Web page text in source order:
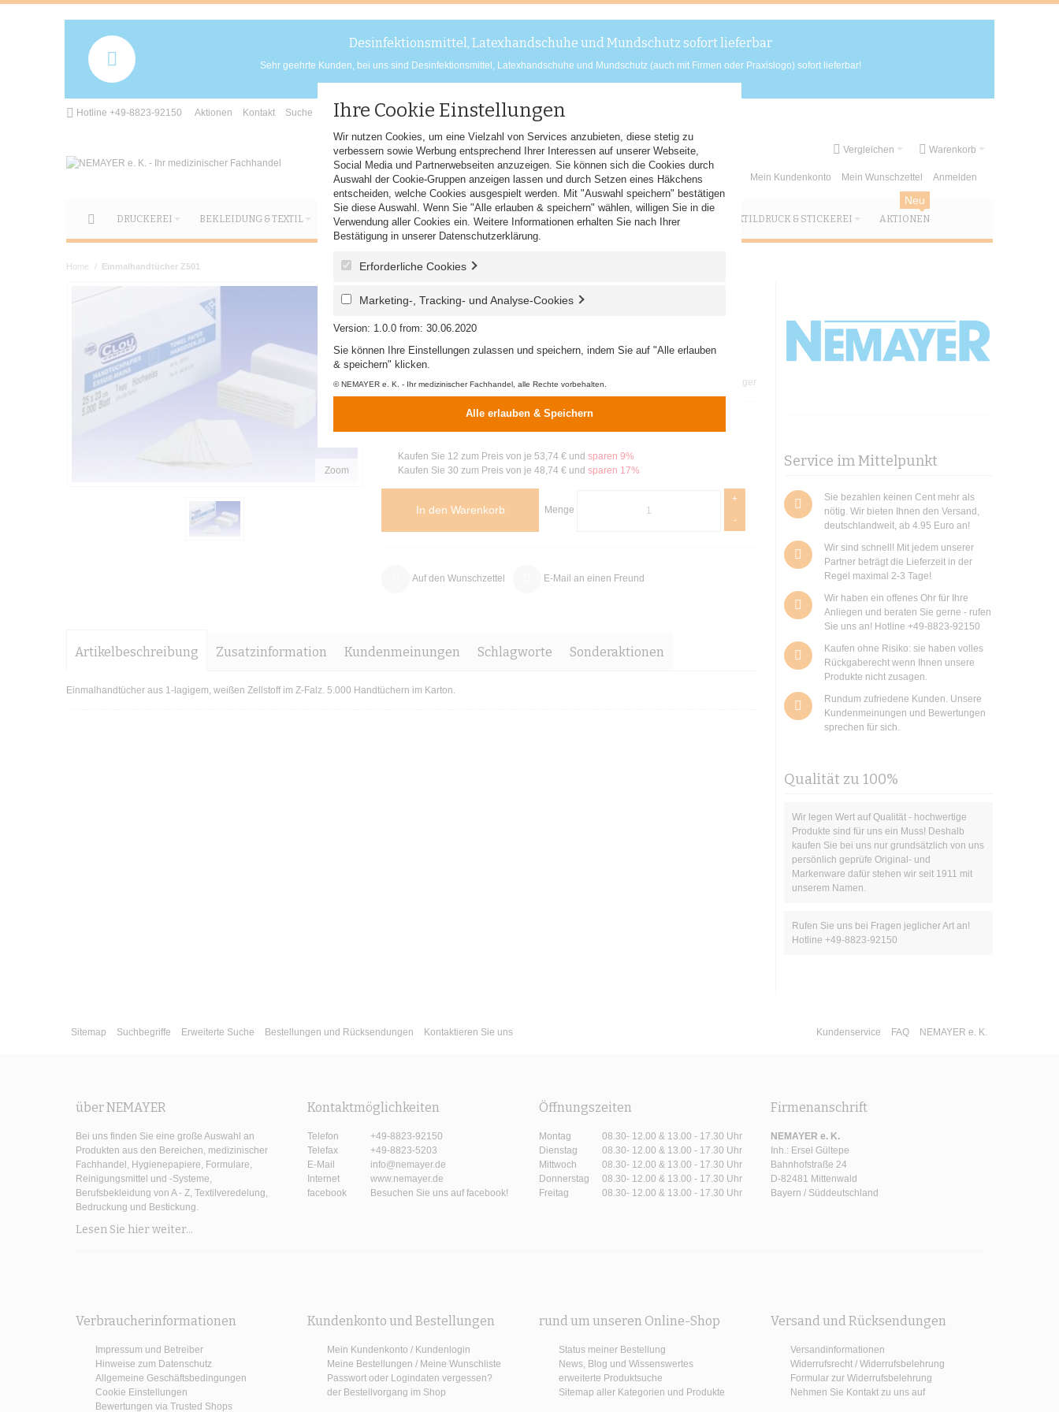
Desinfektionsmittel, Latexhandschuhe und Mundschutz sofort lieferbar
Sehr geehrte Kunden, bei uns sind Desinfektionsmittel, Latexhandschuhe und Mundschutz (auch mit Firmen oder Praxislogo) sofort lieferbar!
Hotline +49-8823-92150 Aktionen Kontakt Suche Herzlich Willkommen!
Warenkorb
Vergleichen
Mein Kundenkonto Mein Wunschzettel Anmelden
DRUCKEREI BEKLEIDUNG & TEXTIL HYGIENEPAPIER SAUBERKEIT SCHUHE HÜLLEN & UMSCHLÄGE TEXTILDRUCK & STICKEREI AKTIONEN
Neu
Home / Einmalhandtücher Z501
Zoom
Einmalhandtücher Z501
Schreiben Sie die erste Kundenmeinung
Einmalhandtücher, 1-lagig - weiß - Z-Falz, 25 x 23 cm, 5.000 Handtüchern im Karton
Lieferzeit: 2-3 Tage Auf Lager
Kaufen Sie 12 zum Preis von je 53,74 € und sparen 9%
Kaufen Sie 30 zum Preis von je 48,74 € und sparen 17%
Menge
+
-
In den Warenkorb
Auf den Wunschzettel E-Mail an einen Freund
Service im Mittelpunkt
Sie bezahlen keinen Cent mehr als
nötig. Wir bieten Ihnen den Versand,
deutschlandweit, ab 4.95 Euro an!
Wir sind schnell! Mit jedem unserer
Partner beträgt die Lieferzeit in der
Regel maximal 2-3 Tage!
Wir haben ein offenes Ohr für Ihre
Anliegen und beraten Sie gerne - rufen
Sie uns an! Hotline +49-8823-92150
Kaufen ohne Risiko: sie haben volles
Rückgaberecht wenn Ihnen unsere
Produkte nicht zusagen.
Rundum zufriedene Kunden. Unsere
Kundenmeinungen und Bewertungen
sprechen für sich.
Qualität zu 100%
Wir legen Wert auf Qualität - hochwertige
Produkte sind für uns ein Muss! Deshalb
kaufen Sie bei uns nur grundsätzlich von uns
persönlich geprüfe Original- und
Markenware dafür stehen wir seit 1911 mit
unserem Namen.
Rufen Sie uns bei Fragen jeglicher Art an!
Hotline +49-8823-92150
Artikelbeschreibung Zusatzinformation Kundenmeinungen Schlagworte Sonderaktionen
Einmalhandtücher aus 1-lagigem, weißen Zellstoff im Z-Falz. 5.000 Handtüchern im Karton.
Sitemap Suchbegriffe Erweiterte Suche Bestellungen und Rücksendungen Kontaktieren Sie uns Kundenservice FAQ NEMAYER e. K.
über NEMAYER
Bei uns finden Sie eine große Auswahl an
Produkten aus den Bereichen, medizinischer
Fachhandel, Hygienepapiere, Formulare,
Reinigungsmittel und -Systeme,
Berufsbekleidung von A - Z, Textilveredelung,
Bedruckung und Bestickung.
Lesen Sie hier weiter...
Kontaktmöglichkeiten
Telefon
+49-8823-92150
Telefax
+49-8823-5203
E-Mail
info@nemayer.de
Internet
www.nemayer.de
facebook
Besuchen Sie uns auf facebook!
Öffnungszeiten
Montag
08.30- 12.00 & 13.00 - 17.30 Uhr
Dienstag
08.30- 12.00 & 13.00 - 17.30 Uhr
Mittwoch
08.30- 12.00 & 13.00 - 17.30 Uhr
Donnerstag
08.30- 12.00 & 13.00 - 17.30 Uhr
Freitag
08.30- 12.00 & 13.00 - 17.30 Uhr
Firmenanschrift
NEMAYER e. K.
Inh.: Ersel Gültepe
Bahnhofstraße 24
D-82481 Mittenwald
Bayern / Süddeutschland
Verbraucherinformationen
Impressum und Betreiber
Hinweise zum Datenschutz
Allgemeine Geschäftsbedingungen
Cookie Einstellungen
Bewertungen via Trusted Shops
Kundenkonto und Bestellungen
Mein Kundenkonto / Kundenlogin
Meine Bestellungen / Meine Wunschliste
Passwort oder Logindaten vergessen?
der Bestellvorgang im Shop
rund um unseren Online-Shop
Status meiner Bestellung
News, Blog und Wissenswertes
erweiterte Produktsuche
Sitemap aller Kategorien und Produkte
Versand und Rücksendungen
Versandinformationen
Widerrufsrecht / Widerrufsbelehrung
Formular zur Widerrufsbelehrung
Nehmen Sie Kontakt zu uns auf
Ihre Cookie Einstellungen
Wir nutzen Cookies, um eine Vielzahl von Services anzubieten, diese stetig zu
verbessern sowie Werbung entsprechend Ihrer Interessen auf unserer Webseite,
Social Media und Partnerwebseiten anzuzeigen. Sie können sich die Cookies durch
Auswahl der Cookie-Gruppen anzeigen lassen und durch Setzen eines Häkchens
entscheiden, welche Cookies ausgespielt werden. Mit "Auswahl speichern" bestätigen
Sie diese Auswahl. Wenn Sie "Alle erlauben & speichern" wählen, willigen Sie in die
Verwendung aller Cookies ein. Weitere Informationen erhalten Sie nach Ihrer
Bestätigung in unserer Datenschutzerklärung
Erforderliche Cookies
Marketing-, Tracking- und Analyse-Cookies
Version: 1.0.0 from: 30.06.2020
Sie können Ihre Einstellungen zulassen und speichern, indem Sie auf "Alle erlauben
& speichern" klicken.
© NEMAYER e. K. - Ihr medizinischer Fachhandel, alle Rechte vorbehalten.
Alle erlauben & Speichern